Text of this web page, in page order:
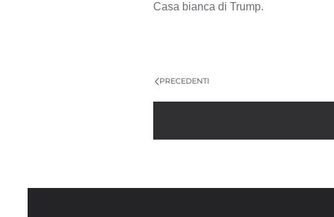
Casa bianca di Trump.
PRECEDENTI